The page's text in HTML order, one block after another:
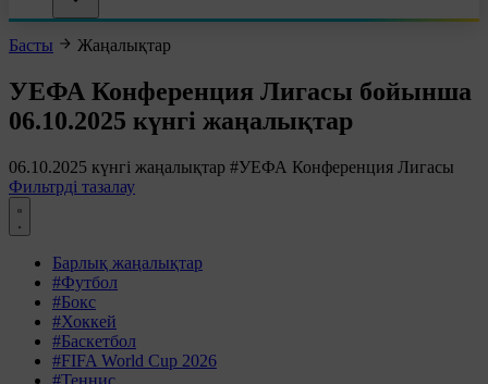
Басты Жаңалықтар
УЕФА Конференция Лигасы бойынша
06.10.2025 күнгі жаңалықтар
06.10.2025 күнгі жаңалықтар #УЕФА Конференция Лигасы
Фильтрді тазалау
Барлық жаңалықтар
#Футбол
#Бокс
#Хоккей
#Баскетбол
#FIFA World Cup 2026
#Теннис